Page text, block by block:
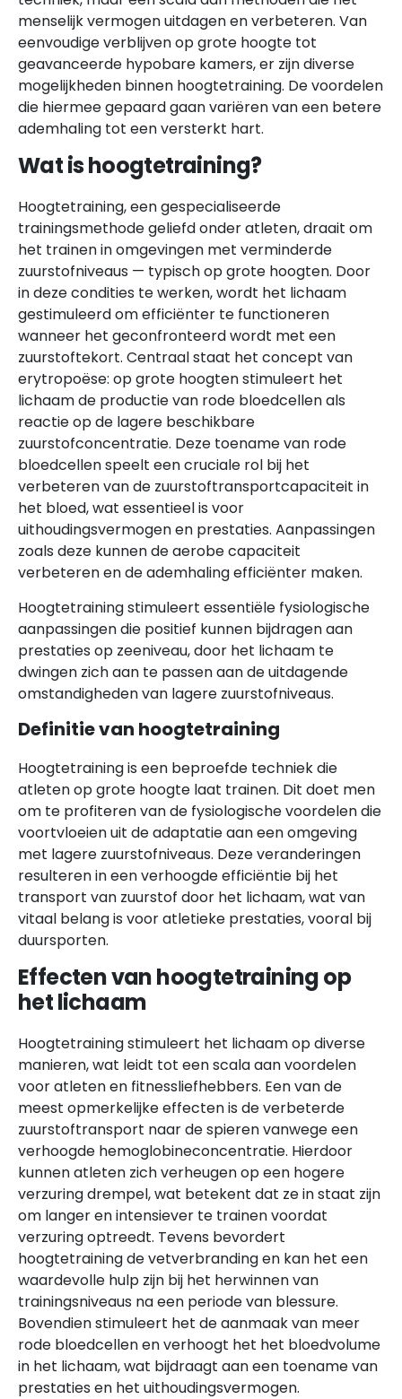
menselijk vermogen uitdagen en verbeteren. Van
eenvoudige verblijven op grote hoogte tot
geavanceerde hypobare kamers, er zijn diverse
mogelijkheden binnen hoogtetraining. De voordelen
die hiermee gepaard gaan variëren van een betere
ademhaling tot een versterkt hart.
Wat is hoogtetraining?
Hoogtetraining, een gespecialiseerde
trainingsmethode geliefd onder atleten, draait om
het trainen in omgevingen met verminderde
zuurstofniveaus — typisch op grote hoogten. Door
in deze condities te werken, wordt het lichaam
gestimuleerd om efficiënter te functioneren
wanneer het geconfronteerd wordt met een
zuurstoftekort. Centraal staat het concept van
erytropoëse: op grote hoogten stimuleert het
lichaam de productie van rode bloedcellen als
reactie op de lagere beschikbare
zuurstofconcentratie. Deze toename van rode
bloedcellen speelt een cruciale rol bij het
verbeteren van de zuurstoftransportcapaciteit in
het bloed, wat essentieel is voor
uithoudingsvermogen en prestaties. Aanpassingen
zoals deze kunnen de aerobe capaciteit
verbeteren en de ademhaling efficiënter maken.
Hoogtetraining stimuleert essentiële fysiologische
aanpassingen die positief kunnen bijdragen aan
prestaties op zeeniveau, door het lichaam te
dwingen zich aan te passen aan de uitdagende
omstandigheden van lagere zuurstofniveaus.
Definitie van hoogtetraining
Hoogtetraining is een beproefde techniek die
atleten op grote hoogte laat trainen. Dit doet men
om te profiteren van de fysiologische voordelen die
voortvloeien uit de adaptatie aan een omgeving
met lagere zuurstofniveaus. Deze veranderingen
resulteren in een verhoogde efficiëntie bij het
transport van zuurstof door het lichaam, wat van
vitaal belang is voor atletieke prestaties, vooral bij
duursporten.
Effecten van hoogtetraining op
het lichaam
Hoogtetraining stimuleert het lichaam op diverse
manieren, wat leidt tot een scala aan voordelen
voor atleten en fitnessliefhebbers. Een van de
meest opmerkelijke effecten is de verbeterde
zuurstoftransport naar de spieren vanwege een
verhoogde hemoglobineconcentratie. Hierdoor
kunnen atleten zich verheugen op een hogere
verzuring drempel, wat betekent dat ze in staat zijn
om langer en intensiever te trainen voordat
verzuring optreedt. Tevens bevordert
hoogtetraining de vetverbranding en kan het een
waardevolle hulp zijn bij het herwinnen van
trainingsniveaus na een periode van blessure.
Bovendien stimuleert het de aanmaak van meer
rode bloedcellen en verhoogt het het bloedvolume
in het lichaam, wat bijdraagt aan een toename van
prestaties en het uithoudingsvermogen.